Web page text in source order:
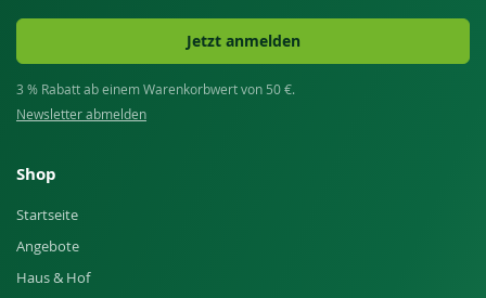
Jetzt anmelden
3 % Rabatt ab einem Warenkorbwert von 50 €.
Newsletter abmelden
Shop
Startseite
Angebote
Haus & Hof